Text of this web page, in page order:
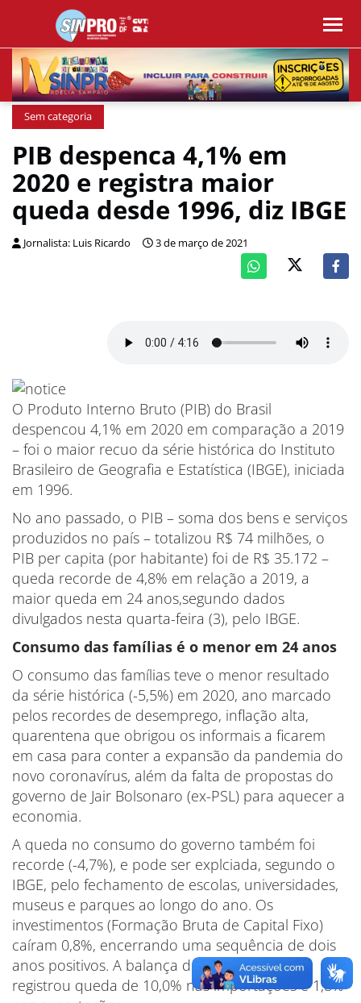
Sem categoria
PIB despenca 4,1% em
2020 e registra maior
queda desde 1996, diz IBGE
Jornalista: Luis Ricardo 3 de março de 2021
O Produto Interno Bruto (PIB) do Brasil
despencou 4,1% em 2020 em comparação a 2019
– foi o maior recuo da série histórica do Instituto
Brasileiro de Geografia e Estatística (IBGE), iniciada
em 1996.
No ano passado, o PIB – soma dos bens e serviços
produzidos no país – totalizou R$ 74 milhões, o
PIB per capita (por habitante) foi de R$ 35.172 –
queda recorde de 4,8% em relação a 2019, a
maior queda em 24 anos,segundo dados
divulgados nesta quarta-feira (3), pelo IBGE.
Consumo das famílias é o menor em 24 anos
O consumo das famílias teve o menor resultado
da série histórica (-5,5%) em 2020, ano marcado
pelos recordes de desemprego, inflação alta,
quarentena que obrigou os informais a ficarem
em casa para conter a expansão da pandemia do
novo coronavírus, além da falta de propostas do
governo de Jair Bolsonaro (ex-PSL) para aquecer a
economia.
A queda no consumo do governo também foi
recorde (-4,7%), e pode ser explciada, segundo o
IBGE, pelo fechamento de escolas, universidades,
museus e parques ao longo do ano. Os
investimentos (Formação Bruta de Capital Fixo)
caíram 0,8%, encerrando uma sequência de dois
anos positivos. A balança de bens e serviços
registrou queda de 10,0% nas importações e 1,8%